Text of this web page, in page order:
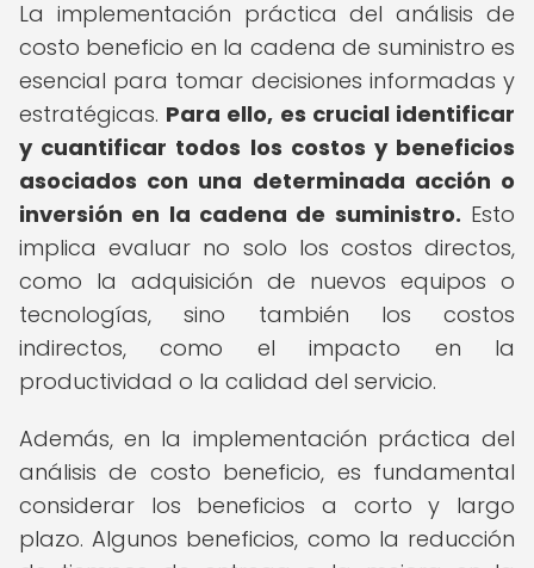
La implementación práctica del análisis de
costo beneficio en la cadena de suministro es
esencial para tomar decisiones informadas y
estratégicas. Para ello, es crucial identificar
y cuantificar todos los costos y beneficios
asociados con una determinada acción o
inversión en la cadena de suministro. Esto
implica evaluar no solo los costos directos,
como la adquisición de nuevos equipos o
tecnologías, sino también los costos
indirectos, como el impacto en la
productividad o la calidad del servicio.
Además, en la implementación práctica del
análisis de costo beneficio, es fundamental
considerar los beneficios a corto y largo
plazo. Algunos beneficios, como la reducción